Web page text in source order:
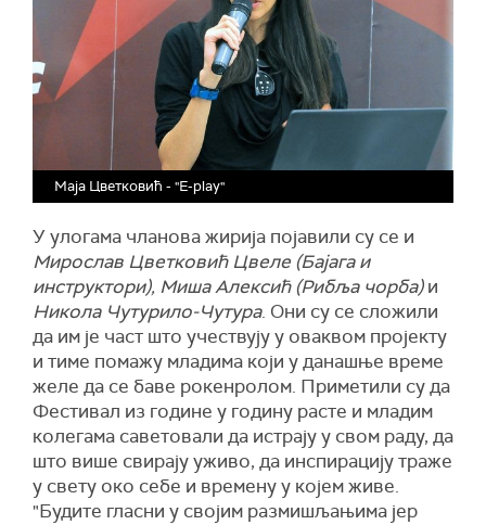
Маја Цветковић - "E-play"
У улогама чланова жирија појавили су се и
Мирослав Цветковић Цвеле (Бајага и
инструктори), Миша Алексић (Рибља чорба)и
Никола Чутурило-Чутура. Они су се сложили
да им је част што учествују у оваквом пројекту
и тиме помажу младима који у данашње време
желе да се баве рокенролом. Приметили су да
Фестивал из године у годину расте и младим
колегама саветовали да истрају у свом раду, да
што више свирају уживо, да инспирацију траже
у свету око себе и времену у којем живе.
"Будите гласни у својим размишљањима јер